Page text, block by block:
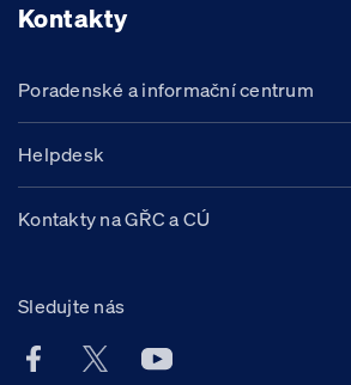
Kontakty
Poradenské a informační centrum
Helpdesk
Kontakty na GŘC a CÚ
Sledujte nás
Facebook účet Celní správy ČR
X účet Celní správy ČR
Youtube účet Celní